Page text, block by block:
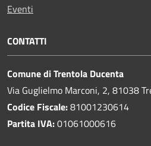
Eventi
CONTATTI
Comune di Trentola Ducenta
Via Guglielmo Marconi, 2, 81038
Codice Fiscale:81001230614
Partita IVA:01061000616